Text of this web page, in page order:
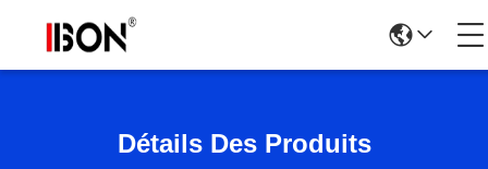
Détails Des Produits